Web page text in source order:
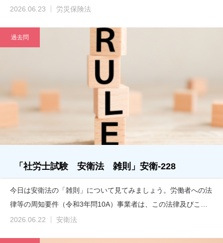
2026.06.23
労災保険法
過去問
「社労士試験 安衛法 雑則」安衛-228
今日は安衛法の「雑則」について見てみましょう。労働者への法
律等の周知要件（令和3年問10A）事業者は、この法律及びこ…
2026.06.22
安衛法